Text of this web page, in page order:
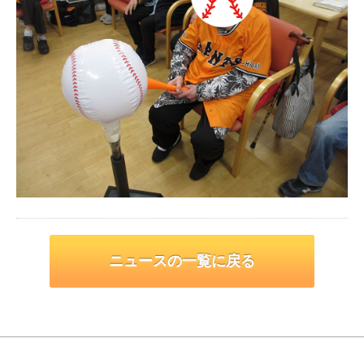
ニュースの一覧に戻る